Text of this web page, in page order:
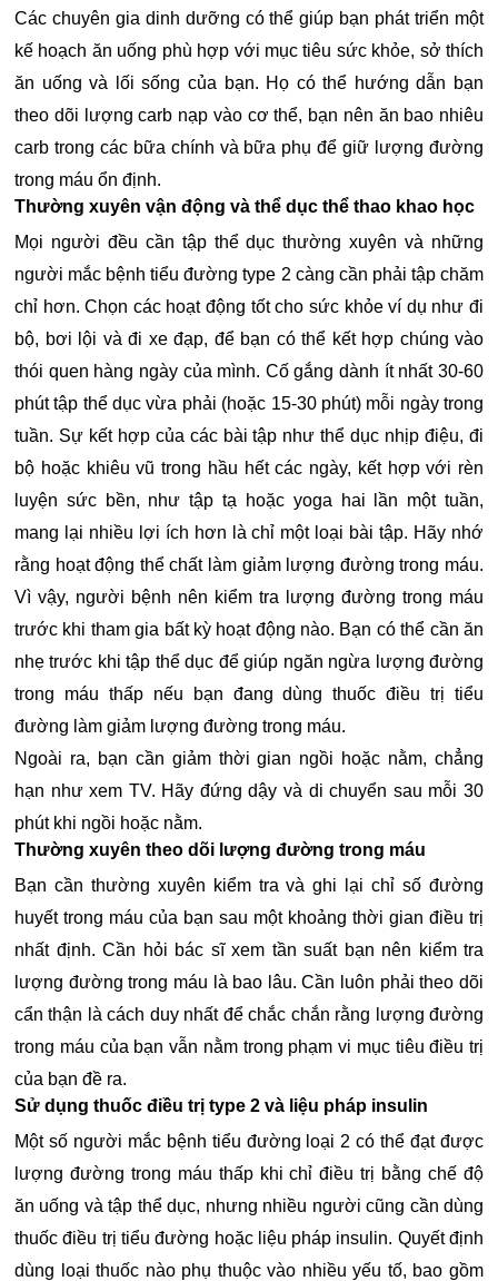
Các chuyên gia dinh dưỡng có thể giúp bạn phát triển một
kế hoạch ăn uống phù hợp với mục tiêu sức khỏe, sở thích
ăn uống và lối sống của bạn. Họ có thể hướng dẫn bạn
theo dõi lượng carb nạp vào cơ thể, bạn nên ăn bao nhiêu
carb trong các bữa chính và bữa phụ để giữ lượng đường
trong máu ổn định.
Thường xuyên vận động và thể dục thể thao khao học
Mọi người đều cần tập thể dục thường xuyên và những
người mắc bệnh tiểu đường type 2 càng cần phải tập chăm
chỉ hơn. Chọn các hoạt động tốt cho sức khỏe ví dụ như đi
bộ, bơi lội và đi xe đạp, để bạn có thể kết hợp chúng vào
thói quen hàng ngày của mình. Cố gắng dành ít nhất 30-60
phút tập thể dục vừa phải (hoặc 15-30 phút) mỗi ngày trong
tuần. Sự kết hợp của các bài tập như thể dục nhịp điệu, đi
bộ hoặc khiêu vũ trong hầu hết các ngày, kết hợp với rèn
luyện sức bền, như tập tạ hoặc yoga hai lần một tuần,
mang lại nhiều lợi ích hơn là chỉ một loại bài tập. Hãy nhớ
rằng hoạt động thể chất làm giảm lượng đường trong máu.
Vì vậy, người bệnh nên kiểm tra lượng đường trong máu
trước khi tham gia bất kỳ hoạt động nào. Bạn có thể cần ăn
nhẹ trước khi tập thể dục để giúp ngăn ngừa lượng đường
trong máu thấp nếu bạn đang dùng thuốc điều trị tiểu
đường làm giảm lượng đường trong máu.
Ngoài ra, bạn cần giảm thời gian ngồi hoặc nằm, chẳng
hạn như xem TV. Hãy đứng dậy và di chuyển sau mỗi 30
phút khi ngồi hoặc nằm.
Thường xuyên theo dõi lượng đường trong máu
Bạn cần thường xuyên kiểm tra và ghi lại chỉ số đường
huyết trong máu của bạn sau một khoảng thời gian điều trị
nhất định. Cần hỏi bác sĩ xem tần suất bạn nên kiểm tra
lượng đường trong máu là bao lâu. Cần luôn phải theo dõi
cẩn thận là cách duy nhất để chắc chắn rằng lượng đường
trong máu của bạn vẫn nằm trong phạm vi mục tiêu điều trị
của bạn đề ra.
Sử dụng thuốc điều trị type 2 và liệu pháp insulin
Một số người mắc bệnh tiểu đường loại 2 có thể đạt được
lượng đường trong máu thấp khi chỉ điều trị bằng chế độ
ăn uống và tập thể dục, nhưng nhiều người cũng cần dùng
thuốc điều trị tiểu đường hoặc liệu pháp insulin. Quyết định
dùng loại thuốc nào phụ thuộc vào nhiều yếu tố, bao gồm